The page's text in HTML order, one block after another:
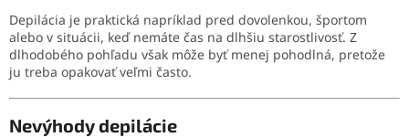
Depilácia je praktická napríklad pred dovolenkou, športom
alebo v situácii, keď nemáte čas na dlhšiu starostlivosť. Z
dlhodobého pohľadu však môže byť menej pohodlná, pretože
ju treba opakovať veľmi často.
Nevýhody depilácie